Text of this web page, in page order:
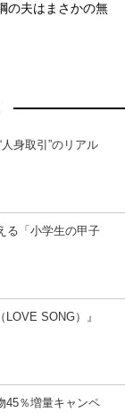
の夫はまさかの無
身取引”のリアル
る「小学生の甲子
SONG）』
45％増量キャンペ